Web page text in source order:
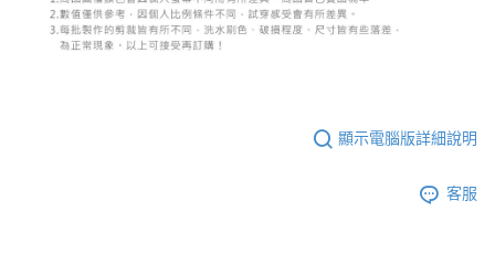
顯示電腦版詳細說明
客服